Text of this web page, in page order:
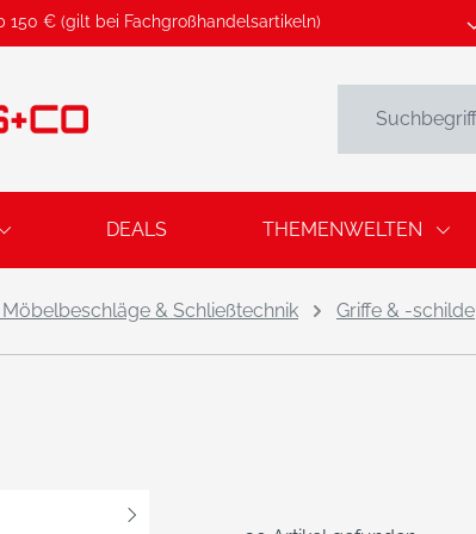
springen
150 € (gilt bei Fachgroßhandelsartikeln)
DEALS THEMENWELTEN
& Schließtechnik Griffe & -schilde